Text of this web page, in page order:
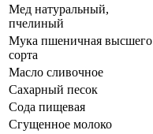
Мед натуральный,
пчелиный
Мука пшеничная высшего
сорта
Масло сливочное
Сахарный песок
Сода пищевая
Сгущенное молоко